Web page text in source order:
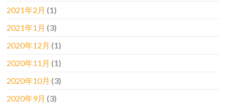
2021年2月 (1)
2021年1月 (3)
2020年12月 (1)
2020年11月 (1)
2020年10月 (3)
2020年9月 (3)